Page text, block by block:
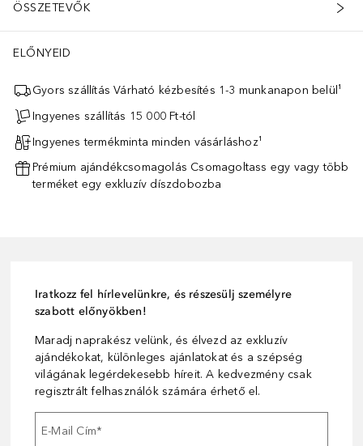
ÖSSZETEVŐK
ELŐNYEID
Gyors szállítás Várható kézbesítés 1-3 munkanapon belül¹
Ingyenes szállítás 15 000 Ft-tól
Ingyenes termékminta minden vásárláshoz¹
Prémium ajándékcsomagolás Csomagoltass egy vagy több
terméket egy exkluzív díszdobozba
Iratkozz fel hírlevelünkre, és részesülj személyre
szabott előnyökben!
Maradj naprakész velünk, és élvezd az exkluzív
ajándékokat, különleges ajánlatokat és a szépség
világának legérdekesebb híreit. A kedvezmény csak
regisztrált felhasználók számára érhető el.
E-Mail Cím*